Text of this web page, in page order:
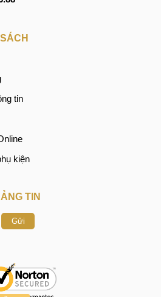
Redmi 9C giá rẻ
Redmi 9C ở đâu
9C
9C
tin
kiện
TIN
Gửi